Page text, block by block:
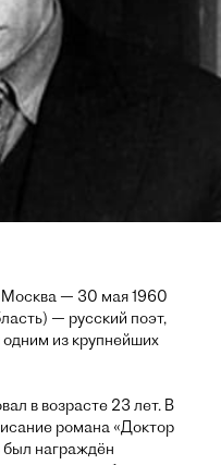
Москва — 30 мая 1960
— русский поэт,
одним из крупнейших
в возрасте 23 лет. В
романа «Доктор
был награждён